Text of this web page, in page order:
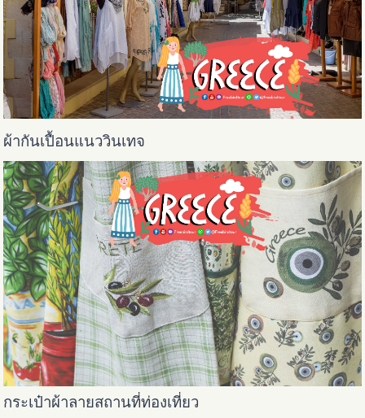
ผ้ากันเปื้อนแนววินเทจ
กระเป๋าผ้าลายสถานที่ท่องเที่ยว